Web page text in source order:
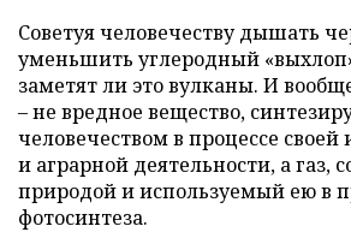
Советуя человечеству дышать
уменьшить углеродный
заметят ли это вулканы. И
– не вредное вещество,
человечеством в процессе
и аграрной деятельности, а газ,
природой и используемый ею в
фотосинтеза.